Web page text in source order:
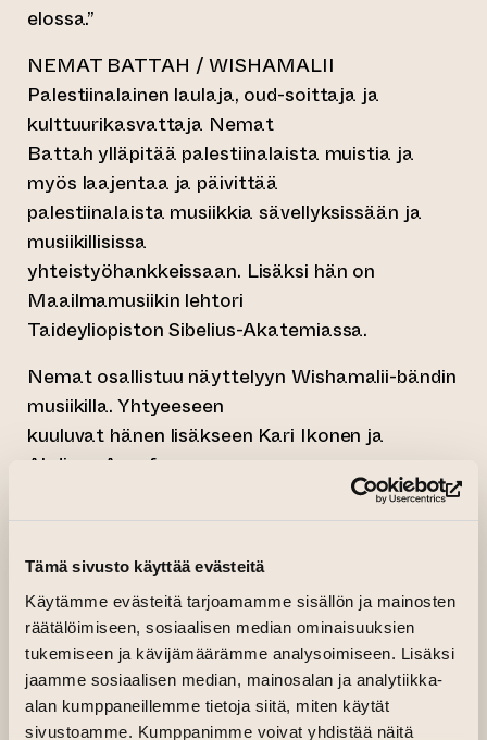
Tämä sivusto käyttää evästeitä
Käytämme evästeitä tarjoamamme sisällön ja mainosten
räätälöimiseen, sosiaalisen median ominaisuuksien
tukemiseen ja kävijämäärämme analysoimiseen. Lisäksi
jaamme sosiaalisen median, mainosalan ja analytiikka-
alan kumppaneillemme tietoja siitä, miten käytät
sivustoamme. Kumppanimme voivat yhdistää näitä
elossa.”
NEMAT BATTAH / WISHAMALII
Palestiinalainen laulaja, oud-soittaja ja
kulttuurikasvattaja Nemat
Battah ylläpitää palestiinalaista muistia ja
myös laajentaa ja päivittää
palestiinalaista musiikkia sävellyksissään ja
musiikillisissa
yhteistyöhankkeissaan. Lisäksi hän on
Maailmamusiikin lehtori
Taideyliopiston Sibelius-Akatemiassa.
Nemat osallistuu näyttelyyn Wishamalii-bändin
musiikilla. Yhtyeeseen
kuuluvat hänen lisäkseen Kari Ikonen ja
Abdissa Assefa.
pakolaisleirillä syntynyt
palestiinalainen nykytaiteilija ja Eltiqa Group of
Contemporary Arts
-taideryhmän perustajajäsen. Hän on
suorittanut tietotekniikan tutkinnon Al-Aqsan
yliopistossa ja ollut Cité Internationale des